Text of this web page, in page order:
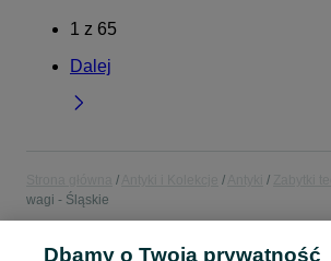
1 z 65
Dalej
wagi - Śląskie
Dbamy o Twoją prywatność